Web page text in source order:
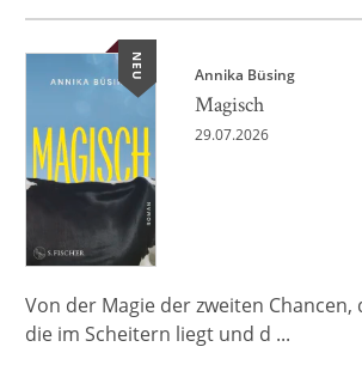
NEU Annika Büsing
Magisch
29.07.2026
Von der Magie der zweiten Chancen,
die im Scheitern liegt und d ...